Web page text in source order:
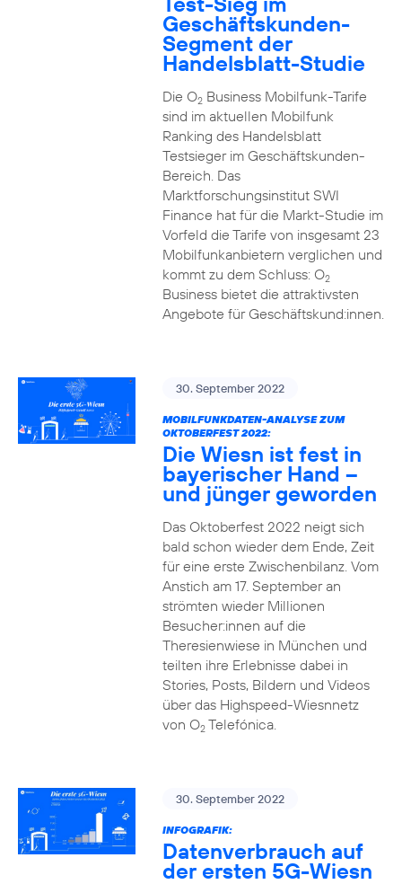
Geschäftskunden-
Segment der
Handelsblatt-Studie
Die O2Business Mobilfunk-Tarife
sind im aktuellen Mobilfunk
Ranking des Handelsblatt
Testsieger im Geschäftskunden-
Bereich. Das
Marktforschungsinstitut SWI
Finance hat für die Markt-Studie im
Vorfeld die Tarife von insgesamt 23
Mobilfunkanbietern verglichen und
kommt zu dem Schluss: O2
Business bietet die attraktivsten
Angebote für Geschäftskund:innen.
30. September 2022
MOBILFUNKDATEN-ANALYSE ZUM
OKTOBERFEST 2022:
Die Wiesn ist fest in
bayerischer Hand –
und jünger geworden
Das Oktoberfest 2022 neigt sich
bald schon wieder dem Ende, Zeit
für eine erste Zwischenbilanz. Vom
Anstich am 17. September an
strömten wieder Millionen
Besucher:innen auf die
Theresienwiese in München und
teilten ihre Erlebnisse dabei in
Stories, Posts, Bildern und Videos
über das Highspeed-Wiesnnetz
von O2Telefónica.
30. September 2022
INFOGRAFIK:
Datenverbrauch auf
der ersten 5G-Wiesn